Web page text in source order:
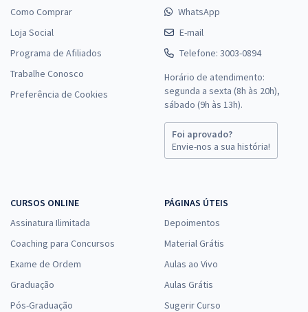
Como Comprar
Loja Social
Programa de Afiliados
Trabalhe Conosco
Preferência de Cookies
WhatsApp
E-mail
Telefone: 3003-0894
Horário de atendimento:
segunda a sexta (8h às 20h),
sábado (9h às 13h).
Foi aprovado?
Envie-nos a sua história!
CURSOS ONLINE
Assinatura Ilimitada
Coaching para Concursos
Exame de Ordem
Graduação
Pós-Graduação
PÁGINAS ÚTEIS
Depoimentos
Material Grátis
Aulas ao Vivo
Aulas Grátis
Sugerir Curso